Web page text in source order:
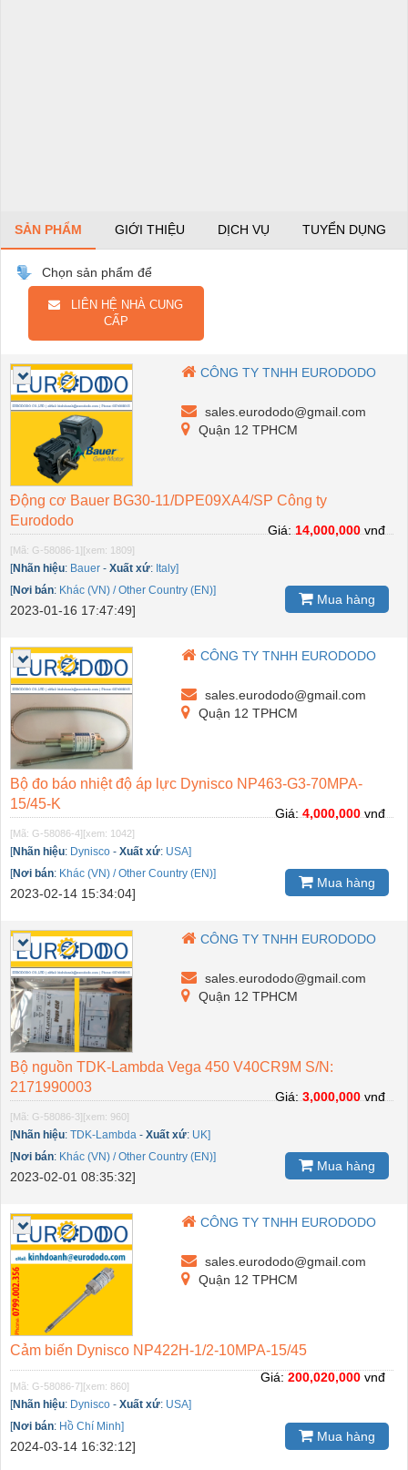
SẢN PHẨM GIỚI THIỆU DỊCH VỤ TUYỂN DỤNG
Chọn sản phẩm để
LIÊN HỆ NHÀ CUNG
CẤP
CÔNG TY TNHH EURODODO
sales.eurododo@gmail.com
Quận 12 TPHCM
Động cơ Bauer BG30-11/DPE09XA4/SP Công ty
Eurododo
[Mã: G-58086-1][xem: 1809]
[Nhãn hiệu: Bauer - Xuất xứ: Italy]
[Nơi bán: Khác (VN) / Other Country (EN)]
2023-01-16 17:47:49]
Giá: 14,000,000 vnđ
Mua hàng
CÔNG TY TNHH EURODODO
sales.eurododo@gmail.com
Quận 12 TPHCM
Bộ đo báo nhiệt độ áp lực Dynisco NP463-G3-70MPA-
15/45-K
[Mã: G-58086-4][xem: 1042]
[Nhãn hiệu: Dynisco - Xuất xứ: USA]
[Nơi bán: Khác (VN) / Other Country (EN)]
2023-02-14 15:34:04]
Giá: 4,000,000 vnđ
Mua hàng
CÔNG TY TNHH EURODODO
sales.eurododo@gmail.com
Quận 12 TPHCM
Bộ nguồn TDK-Lambda Vega 450 V40CR9M S/N:
2171990003
[Mã: G-58086-3][xem: 960]
[Nhãn hiệu: TDK-Lambda - Xuất xứ: UK]
[Nơi bán: Khác (VN) / Other Country (EN)]
2023-02-01 08:35:32]
Giá: 3,000,000 vnđ
Mua hàng
CÔNG TY TNHH EURODODO
sales.eurododo@gmail.com
Quận 12 TPHCM
Cảm biến Dynisco NP422H-1/2-10MPA-15/45
[Mã: G-58086-7][xem: 860]
[Nhãn hiệu: Dynisco - Xuất xứ: USA]
[Nơi bán: Hồ Chí Minh]
2024-03-14 16:32:12]
Giá: 200,020,000 vnđ
Mua hàng